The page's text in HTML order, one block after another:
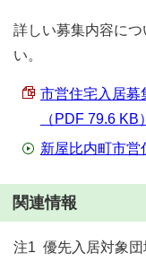
詳しい募集内容に
い。
市営住宅入居募
（PDF 79.6 KB）
新屋比内町市営
関連情報
注1 優先入居対象